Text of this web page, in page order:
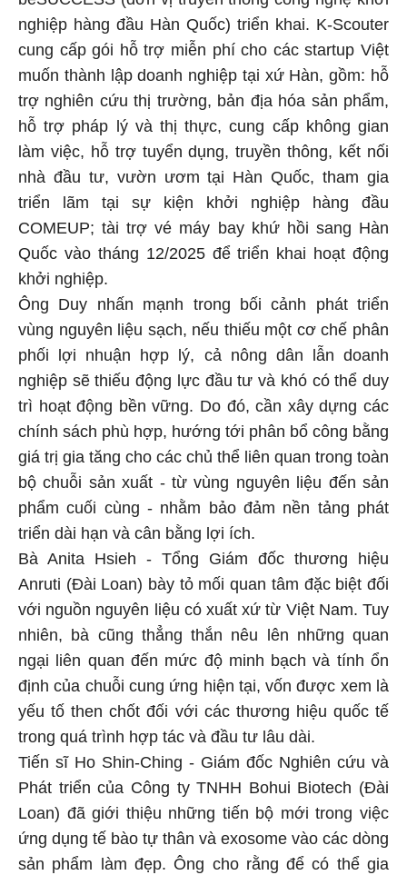
nghiệp hàng đầu Hàn Quốc) triển khai. K-Scouter
cung cấp gói hỗ trợ miễn phí cho các startup Việt
muốn thành lập doanh nghiệp tại xứ Hàn, gồm: hỗ
trợ nghiên cứu thị trường, bản địa hóa sản phẩm,
hỗ trợ pháp lý và thị thực, cung cấp không gian
làm việc, hỗ trợ tuyển dụng, truyền thông, kết nối
nhà đầu tư, vườn ươm tại Hàn Quốc, tham gia
triển lãm tại sự kiện khởi nghiệp hàng đầu
COMEUP; tài trợ vé máy bay khứ hồi sang Hàn
Quốc vào tháng 12/2025 để triển khai hoạt động
khởi nghiệp.
Ông Duy nhấn mạnh trong bối cảnh phát triển
vùng nguyên liệu sạch, nếu thiếu một cơ chế phân
phối lợi nhuận hợp lý, cả nông dân lẫn doanh
nghiệp sẽ thiếu động lực đầu tư và khó có thể duy
trì hoạt động bền vững. Do đó, cần xây dựng các
chính sách phù hợp, hướng tới phân bổ công bằng
giá trị gia tăng cho các chủ thể liên quan trong toàn
bộ chuỗi sản xuất - từ vùng nguyên liệu đến sản
phẩm cuối cùng - nhằm bảo đảm nền tảng phát
triển dài hạn và cân bằng lợi ích.
Bà Anita Hsieh - Tổng Giám đốc thương hiệu
Anruti (Đài Loan) bày tỏ mối quan tâm đặc biệt đối
với nguồn nguyên liệu có xuất xứ từ Việt Nam. Tuy
nhiên, bà cũng thẳng thắn nêu lên những quan
ngại liên quan đến mức độ minh bạch và tính ổn
định của chuỗi cung ứng hiện tại, vốn được xem là
yếu tố then chốt đối với các thương hiệu quốc tế
trong quá trình hợp tác và đầu tư lâu dài.
Tiến sĩ Ho Shin-Ching - Giám đốc Nghiên cứu và
Phát triển của Công ty TNHH Bohui Biotech (Đài
Loan) đã giới thiệu những tiến bộ mới trong việc
ứng dụng tế bào tự thân và exosome vào các dòng
sản phẩm làm đẹp. Ông cho rằng để có thể gia